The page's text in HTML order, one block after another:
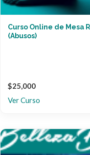
Curso Online de Mesa
(Abusos)
$25,000
Ver Curso